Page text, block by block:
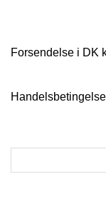
Forsendelse i DK